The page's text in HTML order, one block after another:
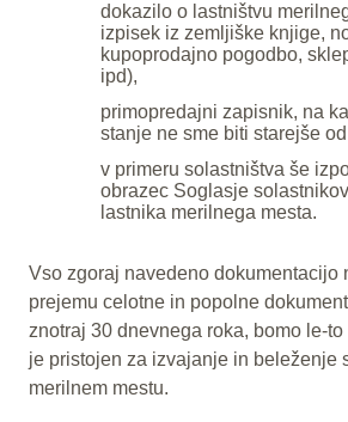
dokazilo o lastništvu
izpisek iz zemljiške knjige,
kupoprodajno pogodbo,
ipd),
primopredajni zapisnik, na
stanje ne sme biti starejše
v primeru solastništva še
obrazec Soglasje
lastnika merilnega mesta.
Vso zgoraj navedeno dokumentacijo
prejemu celotne in popolne
znotraj 30 dnevnega roka, bomo le-
je pristojen za izvajanje in beleženje
merilnem mestu.